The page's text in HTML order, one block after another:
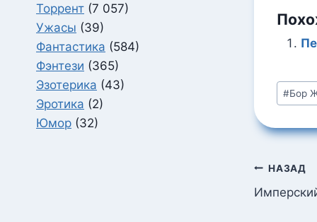
Метки
#Бор
по
НАЗАД
Торрент (7 057)
Ужасы (39)
Фантастика (584)
Фэнтези (365)
Эзотерика (43)
Эротика (2)
Юмор (32)